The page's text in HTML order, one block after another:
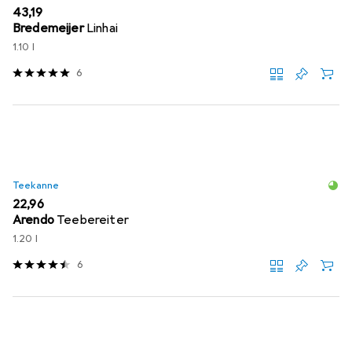
EUR
43,19
Bredemeijer Linhai
1.10 l
6
Teekanne
EUR
22,96
Arendo Teebereiter
1.20 l
6